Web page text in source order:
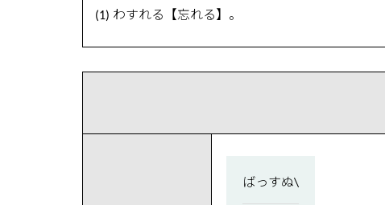
(1) わすれる【忘れる】。
ばっすぬ\